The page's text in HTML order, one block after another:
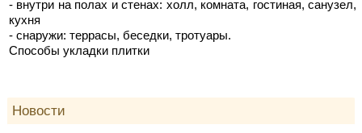
- внутри на полах и стенах: холл, комната, гостиная, санузел,
кухня
- снаружи: террасы, беседки, тротуары.
Способы укладки плитки
Новости